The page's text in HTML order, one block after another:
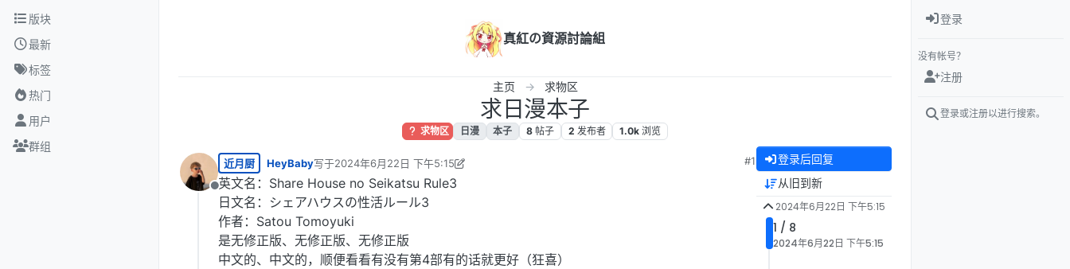
跳转至内容
版块
最新
标签
热门
用户
群组
真紅の資源討論組
主页 求物区
求日漫本子
求物区 日漫 本子 8 帖子 2 发布者 1.0k 浏览
离线
近月厨 HeyBaby写于2024年6月22日 下午5:15
最后由 HeyBaby 编辑2024年6月22日 下午12:37
#1
英文名：Share House no Seikatsu Rule3
日文名：シェアハウスの性活ルール3
作者：Satou Tomoyuki
是无修正版、无修正版、无修正版
中文的、中文的，顺便看看有没有第4部有的话就更好（狂喜）
登录后回复
从旧到新
2024年6月22日 下午5:15
1 / 8
2024年6月22日 下午5:15
登录
没有帐号？
注册
登录或注册以进行搜索。